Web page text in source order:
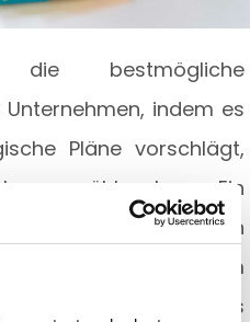
die bestmögliche
indem es
Pläne vorschlägt,
wählen kann. Ein
mit allen
ausgestellt, vom
und dies